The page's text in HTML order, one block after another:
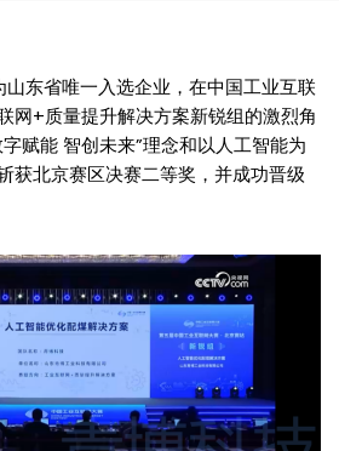
山东省唯一入选企业，在中国工业互联
网+质量提升解决方案新锐组的激烈角
赋能 智创未来”理念和以人工智能为
获北京赛区决赛二等奖，并成功晋级